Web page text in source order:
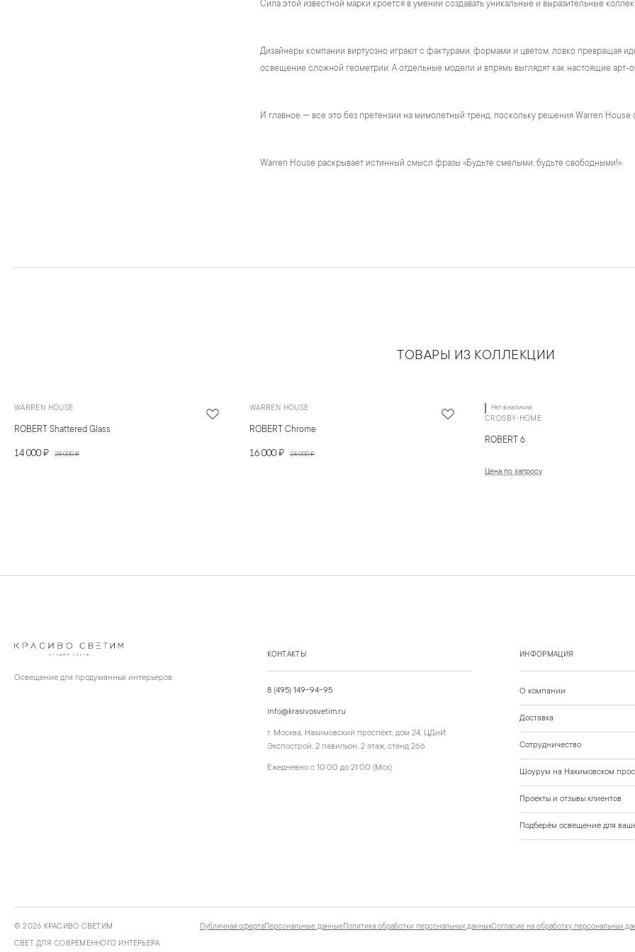
Сила этой известной марки кроется в умении создавать уникальные и выразительные
Дизайнеры компании виртуозно играют с фактурами, формами и цветом, ловко превращая
освещение сложной геометрии. А отдельные модели и впрямь выглядят как настоящие арт-
И главное — все это без претензии на мимолетный тренд, поскольку решения Warren
Warren House раскрывает истинный смысл фразы «Будьте смелыми, будьте свободными!».
ТОВАРЫ ИЗ КОЛЛЕКЦИИ
WARREN HOUSE
ROBERT Shattered Glass
14 000 ₽ 28 000 ₽
WARREN HOUSE
ROBERT Chrome
16 000 ₽ 24 000 ₽
Нет в наличии
CROSBY-HOME
ROBERT 6
Цена по запросу
Освещение для продуманных интерьеров.
КОНТАКТЫ
8 (495) 149-94-95
info@krasivosvetim.ru
г. Москва, Нахимовский проспект, дом 24, ЦДиИ
Экспострой, 2 павильон, 2 этаж, стенд 266
Ежедневно с 10:00 до 21:00 (Мск)
ИНФОРМАЦИЯ
О компании
Доставка
Сотрудничество
Шоурум на Нахимовском
Проекты и отзывы клиентов
Подберём освещение для
©2026 КРАСИВО СВЕТИМ
СВЕТ ДЛЯ СОВРЕМЕННОГО ИНТЕРЬЕРА
Публичная офертаПерсональные данныеПолитика обработки персональных данныхСогласие на обработку персональных